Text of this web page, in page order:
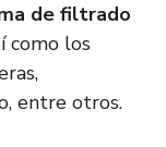
de filtrado
como los
entre otros.